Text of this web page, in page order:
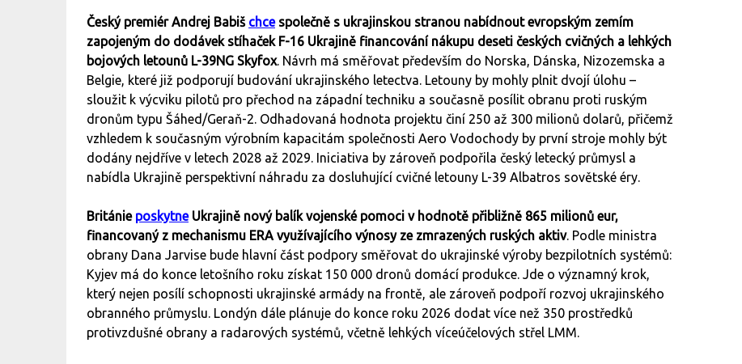
Český premiér Andrej Babiš chce společně s ukrajinskou stranou nabídnout evropským zemím
zapojeným do dodávek stíhaček F-16 Ukrajině financování nákupu deseti českých cvičných a lehkých
bojových letounů L-39NG Skyfox. Návrh má směřovat především do Norska, Dánska, Nizozemska a
Belgie, které již podporují budování ukrajinského letectva. Letouny by mohly plnit dvojí úlohu –
sloužit k výcviku pilotů pro přechod na západní techniku a současně posílit obranu proti ruským
dronům typu Šáhed/Geraň-2. Odhadovaná hodnota projektu činí 250 až 300 milionů dolarů, přičemž
vzhledem k současným výrobním kapacitám společnosti Aero Vodochody by první stroje mohly být
dodány nejdříve v letech 2028 až 2029. Iniciativa by zároveň podpořila český letecký průmysl a
nabídla Ukrajině perspektivní náhradu za dosluhující cvičné letouny L-39 Albatros sovětské éry.
Británie poskytneUkrajině nový balík vojenské pomoci v hodnotě přibližně 865 milionů eur,
financovaný z mechanismu ERA využívajícího výnosy ze zmrazených ruských aktiv. Podle ministra
obrany Dana Jarvise bude hlavní část podpory směřovat do ukrajinské výroby bezpilotních systémů:
Kyjev má do konce letošního roku získat 150 000 dronů domácí produkce. Jde o významný krok,
který nejen posílí schopnosti ukrajinské armády na frontě, ale zároveň podpoří rozvoj ukrajinského
obranného průmyslu. Londýn dále plánuje do konce roku 2026 dodat více než 350 prostředků
protivzdušné obrany a radarových systémů, včetně lehkých víceúčelových střel LMM.